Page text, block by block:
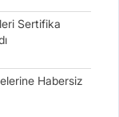
Sertifika
Habersiz